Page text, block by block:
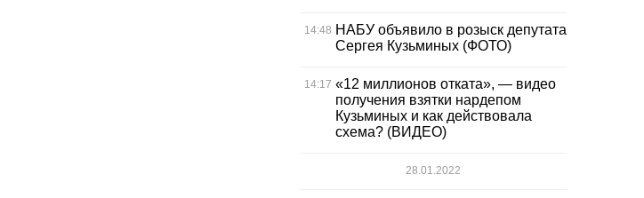
14:48 НАБУ объявило в розыск депутата
Сергея Кузьминых (ФОТО)
14:17 «12 миллионов отката», — видео
получения взятки нардепом
Кузьминых и как действовала
схема? (ВИДЕО)
28.01.2022